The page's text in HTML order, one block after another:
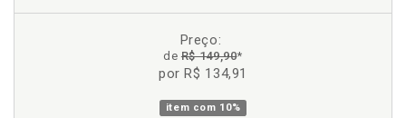
Preço:
deR$ 149,90*
por R$ 134,91
item com 10%